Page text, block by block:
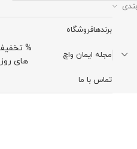
برندهافروشگاه
مجله ایمان واچ
تماس با ما
%
های روز